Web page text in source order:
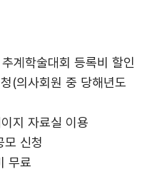
계학술대회 등록비 할인
(의사회원 중 당해년도
지 자료실 이용
모 신청
무료